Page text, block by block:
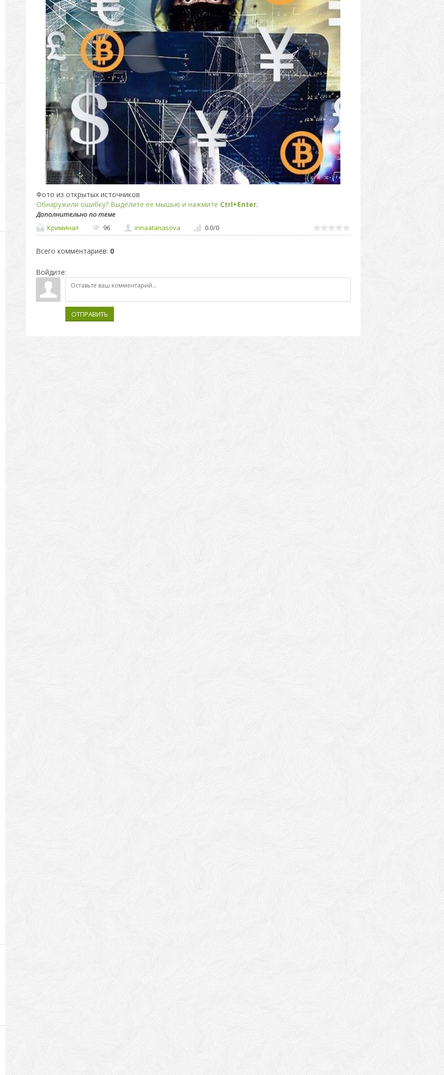
Фото из открытых источников
Обнаружили ошибку? Выделите ее мышью и нажмите Ctrl+Enter.
Дополнительно по теме
Криминал
96 irinaatanasova 0.0/0
Всего комментариев: 0
Войдите:
ОТПРАВИТЬ